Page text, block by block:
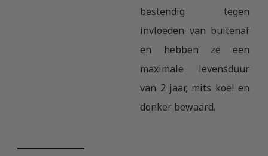
bestendig tegen
invloeden van buitenaf
en hebben ze een
maximale levensduur
van 2 jaar, mits koel en
donker bewaard.